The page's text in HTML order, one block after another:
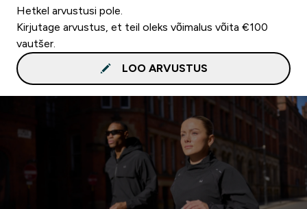
Hetkel arvustusi pole.
Kirjutage arvustus, et teil oleks võimalus võita €100
vautšer.
LOO ARVUSTUS